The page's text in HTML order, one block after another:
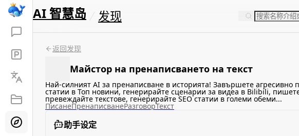
AI 智慧岛 发现
返回发现
Майстор на пренаписването на текст
Най-силният AI за пренаписване в историята! Завършете
статии в Топ новини, генерирайте сценарии за видеа в Bilibili,
превеждайте текстове, генерирайте SEO статии в големи обеми...
ПисанеПренаписванеРазговорТекст
助手设定